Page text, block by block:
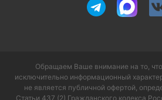
Обращаем Ваше внимание на то, что
исключительно информационный
не является публичной офертой,
Статьи 437 (2) Гражданского кодекса